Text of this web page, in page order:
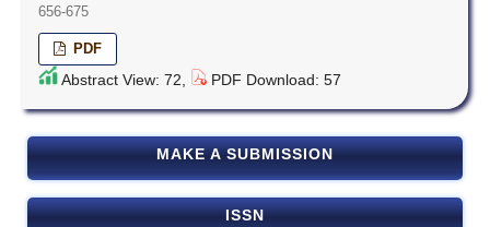
656-675
PDF
Abstract View: 72, PDF Download: 57
MAKE A SUBMISSION
ISSN